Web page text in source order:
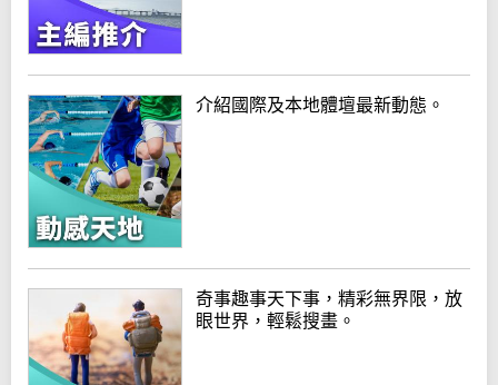
介紹國際及本地體壇最新動態。
奇事趣事天下事，精彩無界限，放
眼世界，輕鬆搜畫。